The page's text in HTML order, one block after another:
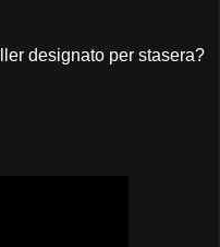
designato per stasera?